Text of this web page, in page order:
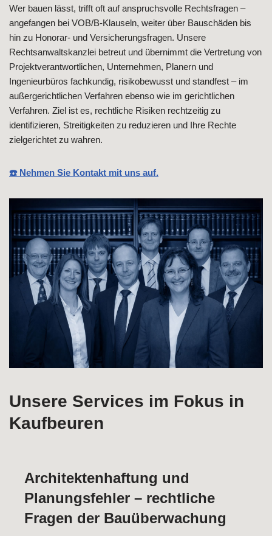
Wer bauen lässt, trifft oft auf anspruchsvolle Rechtsfragen –
angefangen bei VOB/B-Klauseln, weiter über Bauschäden bis
hin zu Honorar- und Versicherungsfragen. Unsere
Rechtsanwaltskanzlei betreut und übernimmt die Vertretung von
Projektverantwortlichen, Unternehmen, Planern und
Ingenieurbüros fachkundig, risikobewusst und standfest – im
außergerichtlichen Verfahren ebenso wie im gerichtlichen
Verfahren. Ziel ist es, rechtliche Risiken rechtzeitig zu
identifizieren, Streitigkeiten zu reduzieren und Ihre Rechte
zielgerichtet zu wahren.
☎️ Nehmen Sie Kontakt mit uns auf.
Unsere Services im Fokus in
Kaufbeuren
Architektenhaftung und
Planungsfehler – rechtliche
Fragen der Bauüberwachung